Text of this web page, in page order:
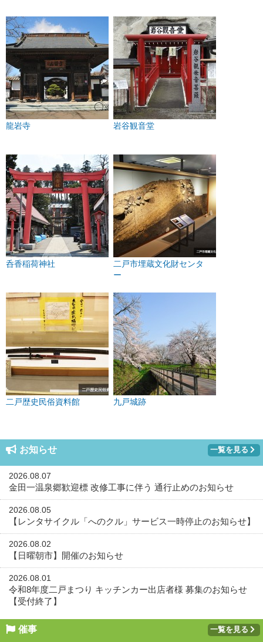
龍岩寺 岩谷観音堂
呑香稲荷神社
二戸市埋蔵文化財センタ
ー
二戸歴史民俗資料館 九戸城跡
お知らせ 一覧を見る
2026.08.07
金田一温泉郷歓迎標 改修工事に伴う 通行止めのお知らせ
2026.08.05
【レンタサイクル「へのクル」サービス一時停止のお知らせ】
2026.08.02
【日曜朝市】開催のお知らせ
2026.08.01
令和8年度二戸まつり キッチンカー出店者様 募集のお知らせ
【受付終了】
催事 一覧を見る